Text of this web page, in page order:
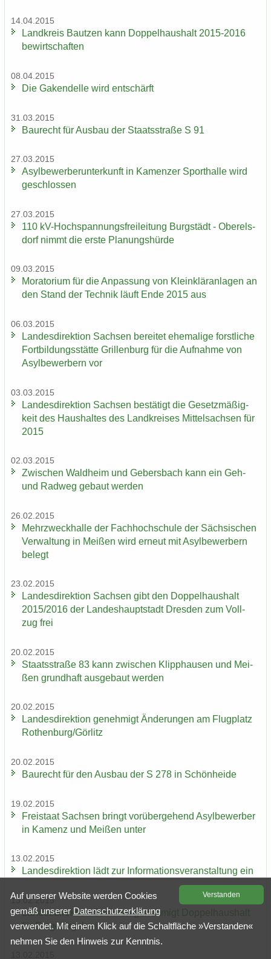
14.04.2015
Land­kreis Baut­zen kann Dop­pel­haus­halt 2015-2016
be­wirt­schaf­ten
08.04.2015
Die Ga­ken­del­le wird ent­schärft
31.03.2015
Bau­recht für Aus­bau der Staats­stra­ße S 91
27.03.2015
Asyl­be­wer­ber­un­ter­kunft in Ka­men­zer Sport­hal­le wird
ge­schlos­sen
27.03.2015
110 kV-​Hochspannungsfreileitung Burg­städt - Ober­els­
dorf nimmt die erste Pla­nungs­hür­de
09.03.2015
Mo­ra­to­ri­um für die An­pas­sung von Klein­klär­an­la­gen an
den Stand der Tech­nik läuft Ende 2015 aus
06.03.2015
Lan­des­di­rek­ti­on Sach­sen be­rei­tet ehe­ma­li­ge forst­li­che
Fort­bil­dungs­stät­te Gril­len­burg für die Auf­nah­me von
Asyl­be­wer­bern vor
03.03.2015
Lan­des­di­rek­ti­on Sach­sen be­stä­tigt die Ge­setz­mä­ßig­
keit des Haus­hal­tes des Land­krei­ses Mit­tel­sach­sen für
2015
02.03.2015
Zwi­schen Wald­heim und Ge­bers­bach kann ein Geh-
und Rad­weg ge­baut wer­den
26.02.2015
Mehr­zweck­hal­le der Fach­hoch­schu­le der Säch­si­schen
Ver­wal­tung in Mei­ßen wird er­neut mit Asyl­be­wer­bern
be­legt
23.02.2015
Lan­des­di­rek­ti­on Sach­sen gibt den Dop­pel­haus­halt
2015/2016 der Lan­des­haupt­stadt Dres­den zum Voll­
zug frei
20.02.2015
Staats­stra­ße 83 kann zwi­schen Klipp­hau­sen und Mei­
ßen grund­haft aus­ge­baut wer­den
20.02.2015
Lan­des­di­rek­ti­on ge­neh­migt Än­de­run­gen am Flug­platz
Ro­then­burg/Gör­litz
20.02.2015
Bau­recht für den Aus­bau der S 278 in Schön­hei­de
19.02.2015
Frei­staat Sach­sen bringt vor­über­ge­hend Asyl­be­wer­ber
in Ka­menz und Mei­ßen unter
13.02.2015
Lan­des­di­rek­ti­on lädt zur In­for­ma­ti­ons­ver­an­stal­tung ein
13.02.2015
Lan­des­di­rek­ti­on Sach­sen ge­neh­migt Dop­pel­haus­halt
für Erz­ge­birgs­kreis
Ver­stan­den
Auf un­se­rer Web­site wer­den Coo­kies
gemäß un­se­rer Da­ten­schutz­er­klä­rung
ver­wen­det. Mit einem Klick auf die Schalt­flä­che »Ver­stan­den«
neh­men Sie den Hin­weis zur Kennt­nis.